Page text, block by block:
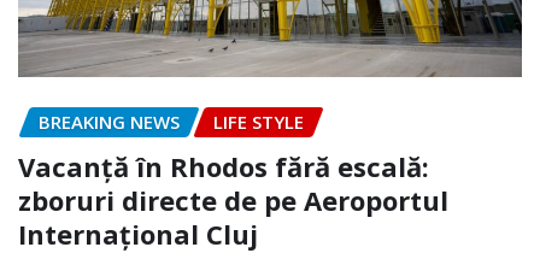
BREAKING NEWS LIFE STYLE
Vacanță în Rhodos fără escală:
zboruri directe de pe Aeroportul
Internațional Cluj